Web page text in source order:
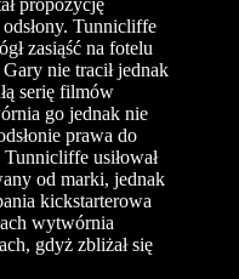
propozycję
Tunnicliffe
zasiąść na fotelu
nie tracił jednak
serię filmów
go jednak nie
prawa do
usiłował
od marki, jednak
kickstarterowa
wytwórnia
gdyż zbliżał się